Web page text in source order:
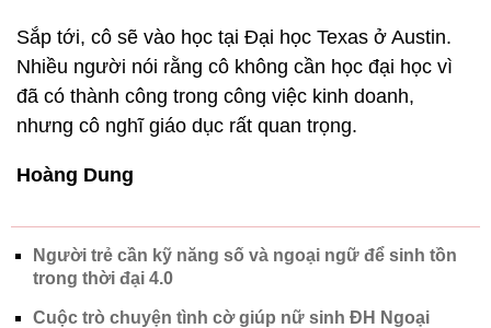
Sắp tới, cô sẽ vào học tại Đại học Texas ở Austin.
Nhiều người nói rằng cô không cần học đại học vì
đã có thành công trong công việc kinh doanh,
nhưng cô nghĩ giáo dục rất quan trọng.
Hoàng Dung
Người trẻ cần kỹ năng số và ngoại ngữ để sinh tồn
trong thời đại 4.0
Cuộc trò chuyện tình cờ giúp nữ sinh ĐH Ngoại